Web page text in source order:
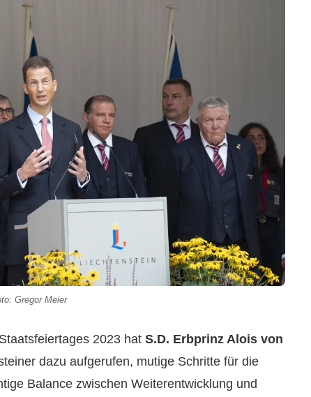
Gregor Meier
2023 hat S.D. Erbprinz Alois von
dazu aufgerufen, mutige Schritte für die
Balance zwischen Weiterentwicklung und